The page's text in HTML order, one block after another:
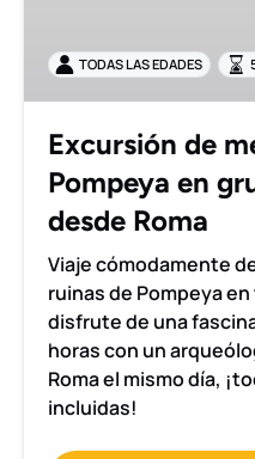
Pompeya
en
pequeños
desde
Roma
TODAS LAS EDADES
Excursión de
Pompeya en
desde Roma
Viaje cómodamente
ruinas de Pompeya
disfrute de una
horas con un
Roma el mismo día,
incluidas!